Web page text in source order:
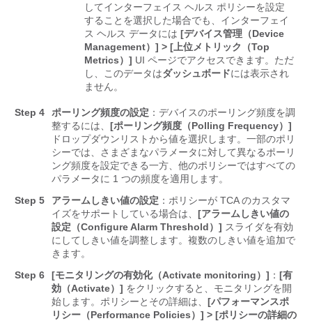
してインターフェイス ヘルス ポリシーを設定
することを選択した場合でも、インターフェイ
ス ヘルス データには [デバイス管理（Device
Management）] > [上位メトリック（Top
Metrics）] UI ページでアクセスできます。ただ
し、このデータはダッシュボードには表示され
ません。
Step 4 ポーリング頻度の設定 ：デバイスのポーリング頻度を調
整するには、 [ポーリング頻度（Polling Frequency）]
ドロップダウンリストから値を選択します。一部のポリ
シーでは、さまざまなパラメータに対して異なるポーリ
ング頻度を設定できる一方、他のポリシーではすべての
パラメータに 1 つの頻度を適用します。
Step 5
アラームしきい値の設定 ：ポリシーが TCA のカスタマ
イズをサポートしている場合は、 [アラームしきい値の
設定（Configure Alarm Threshold）] スライダを有効
にしてしきい値を調整します。複数のしきい値を追加で
きます。
Step 6
[モニタリングの有効化（Activate monitoring）] ： [有
効（Activate）] をクリックすると、モニタリングを開
始します。ポリシーとその詳細は、 [パフォーマンスポ
リシー（Performance Policies）] > [ポリシーの詳細の